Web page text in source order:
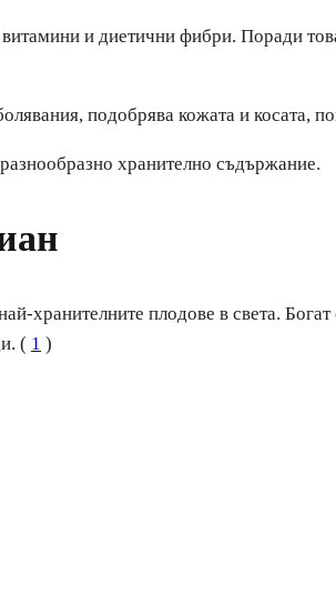
и диетични фибри. Поради
подобрява кожата и косата,
хранително съдържание.
хранителните плодове в света.
( 1 )